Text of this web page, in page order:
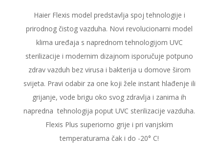
Haier Flexis model predstavlja spoj tehnologije i
prirodnog čistog vazduha. Novi revolucionarni model
klima uređaja s naprednom tehnologijom UVC
sterilizacije i modernim dizajnom isporučuje potpuno
zdrav vazduh bez virusa i bakterija u domove širom
svijeta. Pravi odabir za one koji žele instant hlađenje ili
grijanje, vode brigu oko svog zdravlja i zanima ih
napredna tehnologija poput UVC sterilizacije vazduha.
Flexis Plus superiorno grije i pri vanjskim
temperaturama čak i do -20° C!